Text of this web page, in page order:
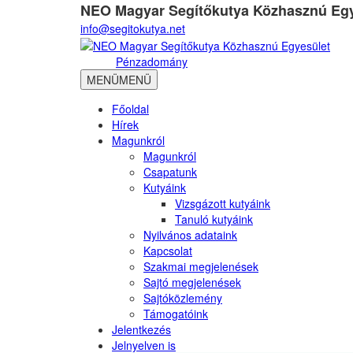
NEO Magyar Segítőkutya Közhasznú
info@segitokutya.net
Pénzadomány
MENÜMENÜ
Főoldal
Hírek
Magunkról
Magunkról
Csapatunk
Kutyáink
Vizsgázott kutyáink
Tanuló kutyáink
Nyilvános adataink
Kapcsolat
Szakmai megjelenések
Sajtó megjelenések
Sajtóközlemény
Támogatóink
Jelentkezés
Jelnyelven is